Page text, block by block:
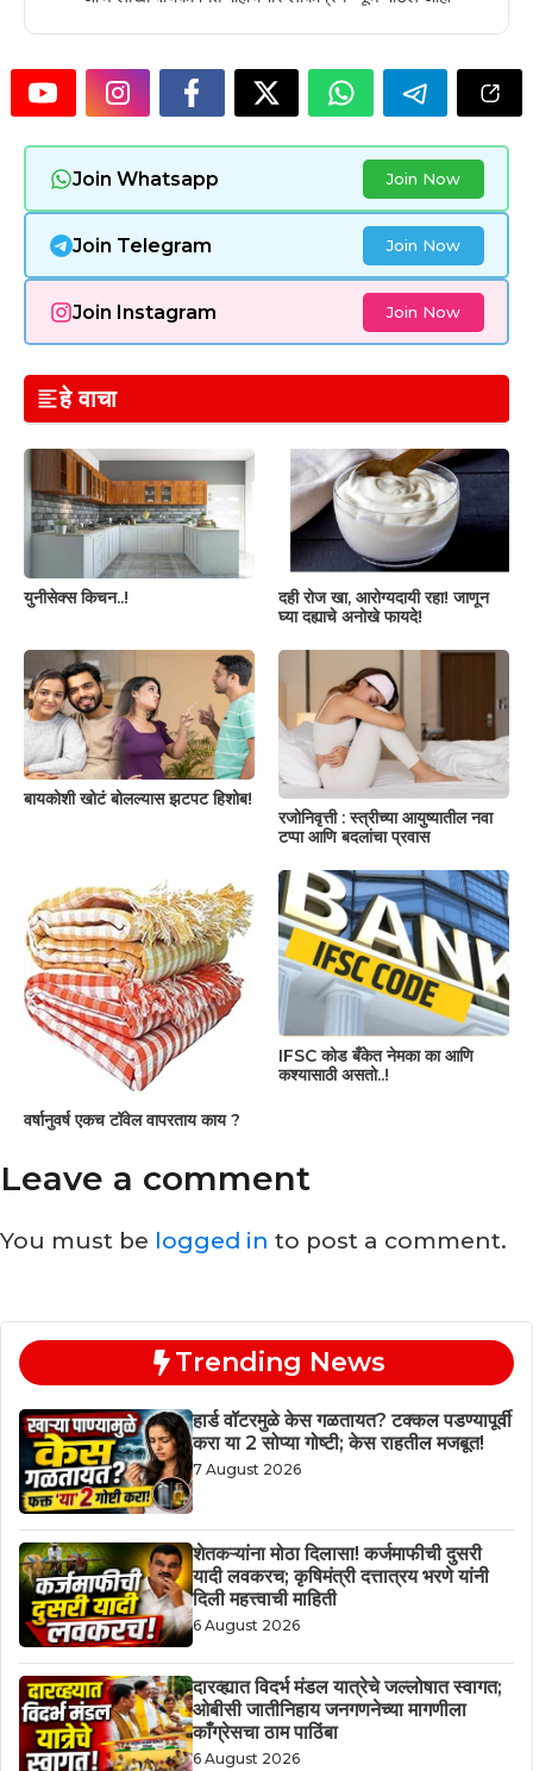
Join Whatsapp Join Now
Join Telegram Join Now
Join Instagram Join Now
हे वाचा
युनीसेक्स किचन..!
दही रोज खा, आरोग्यदायी रहा! जाणून
घ्या दह्याचे अनोखे फायदे!
बायकोशी खोटं बोलल्यास झटपट हिशोब!
रजोनिवृत्ती : स्त्रीच्या आयुष्यातील नवा
टप्पा आणि बदलांचा प्रवास
वर्षानुवर्ष एकच टॉवेल वापरताय काय ?
IFSC कोड बँकेत नेमका का आणि
कश्यासाठी असतो..!
Leave a comment
You must be logged in to post a comment.
Trending News
हार्ड वॉटरमुळे केस गळतायत? टक्कल पडण्यापूर्वी
करा या 2 सोप्या गोष्टी; केस राहतील मजबूत!
7 August 2026
शेतकऱ्यांना मोठा दिलासा! कर्जमाफीची दुसरी
यादी लवकरच; कृषिमंत्री दत्तात्रय भरणे यांनी
दिली महत्त्वाची माहिती
6 August 2026
दारव्ह्यात विदर्भ मंडल यात्रेचे जल्लोषात स्वागत;
ओबीसी जातीनिहाय जनगणनेच्या मागणीला
काँग्रेसचा ठाम पाठिंबा
6 August 2026